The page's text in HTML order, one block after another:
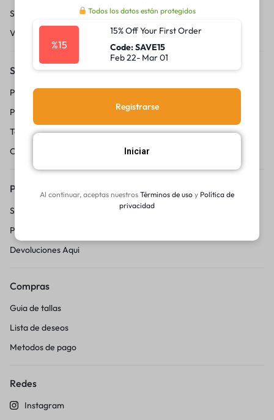
Sobre nosotros
Vende con 20lukas
Servicio al Cliente
Politica de privacidad
Preguntas frecuentes
Terminos y condicciones
Centro de Ayuda
Pedidos y Devoluciones
Seguimiento del pedido
Pedido y Devoluciones
Devoluciones Aqui
Compras
Guia de tallas
Lista de deseos
Metodos de pago
Redes
Instagram
Todos los datos están protegidos
%15
15% Off Your First Order
Code: SAVE15
Feb 22- Mar 01
Registrarse
Iniciar
Al continuar, aceptas nuestros Términos de uso y Política de
privacidad